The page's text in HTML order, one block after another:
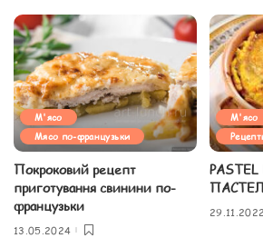
М'ясо
Мясо по-французьки
Покроковий рецепт
приготування свинини по-
французьки
13.05.2024
М'ясо
PASTEL
29.11.2022